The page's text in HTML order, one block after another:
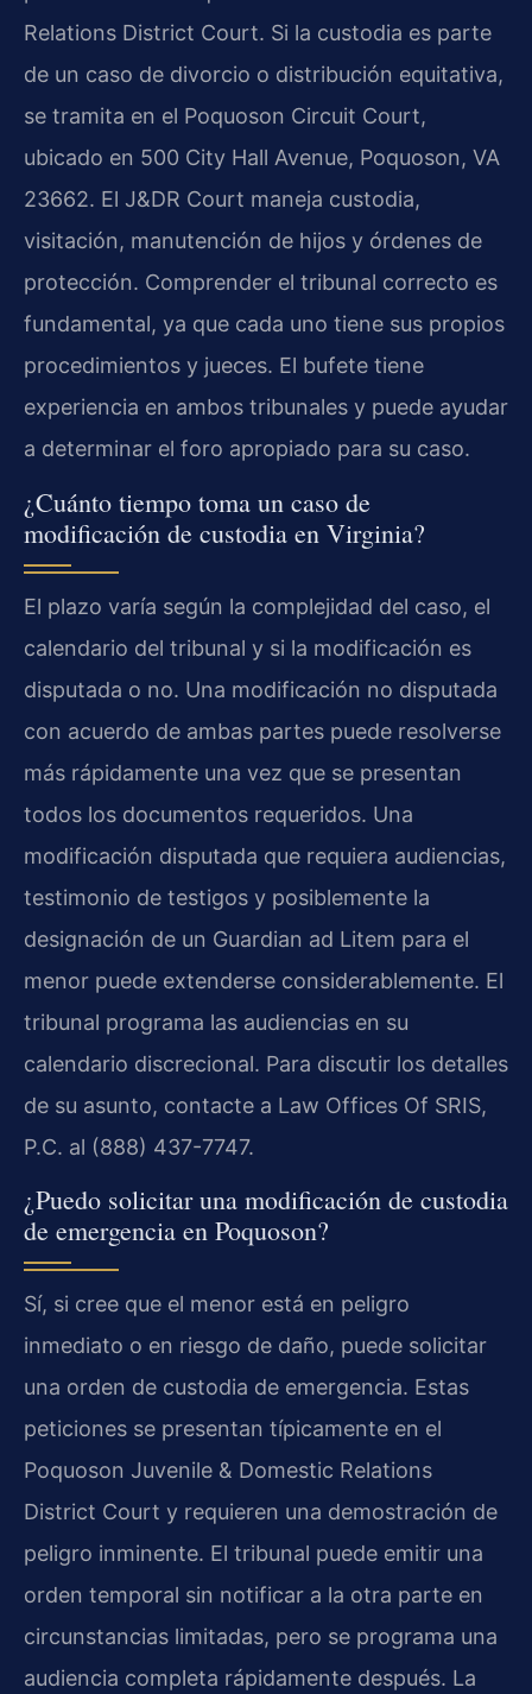
Relations District Court. Si la custodia es parte
de un caso de divorcio o distribución equitativa,
se tramita en el Poquoson Circuit Court,
ubicado en 500 City Hall Avenue, Poquoson, VA
23662. El J&DR Court maneja custodia,
visitación, manutención de hijos y órdenes de
protección. Comprender el tribunal correcto es
fundamental, ya que cada uno tiene sus propios
procedimientos y jueces. El bufete tiene
experiencia en ambos tribunales y puede ayudar
a determinar el foro apropiado para su caso.
¿Cuánto tiempo toma un caso de
modificación de custodia en Virginia?
El plazo varía según la complejidad del caso, el
calendario del tribunal y si la modificación es
disputada o no. Una modificación no disputada
con acuerdo de ambas partes puede resolverse
más rápidamente una vez que se presentan
todos los documentos requeridos. Una
modificación disputada que requiera audiencias,
testimonio de testigos y posiblemente la
designación de un Guardian ad Litem para el
menor puede extenderse considerablemente. El
tribunal programa las audiencias en su
calendario discrecional. Para discutir los detalles
de su asunto, contacte a Law Offices Of SRIS,
P.C. al (888) 437-7747.
¿Puedo solicitar una modificación de custodia
de emergencia en Poquoson?
Sí, si cree que el menor está en peligro
inmediato o en riesgo de daño, puede solicitar
una orden de custodia de emergencia. Estas
peticiones se presentan típicamente en el
Poquoson Juvenile & Domestic Relations
District Court y requieren una demostración de
peligro inminente. El tribunal puede emitir una
orden temporal sin notificar a la otra parte en
circunstancias limitadas, pero se programa una
audiencia completa rápidamente después. La